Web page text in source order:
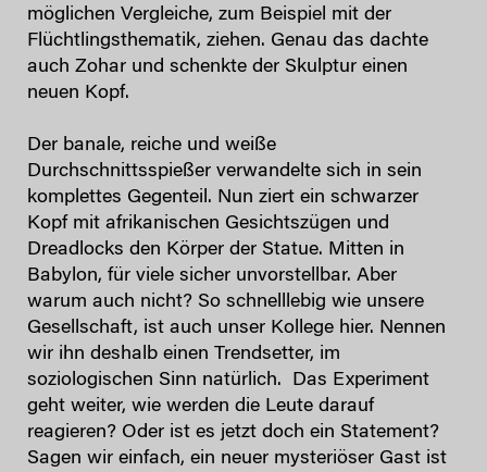
möglichen Vergleiche, zum Beispiel mit der
Flüchtlingsthematik, ziehen. Genau das dachte
auch Zohar und schenkte der Skulptur einen
neuen Kopf.
Der banale, reiche und weiße
Durchschnittsspießer verwandelte sich in sein
komplettes Gegenteil. Nun ziert ein schwarzer
Kopf mit afrikanischen Gesichtszügen und
Dreadlocks den Körper der Statue. Mitten in
Babylon, für viele sicher unvorstellbar. Aber
warum auch nicht? So schnelllebig wie unsere
Gesellschaft, ist auch unser Kollege hier. Nennen
wir ihn deshalb einen Trendsetter, im
soziologischen Sinn natürlich. Das Experiment
geht weiter, wie werden die Leute darauf
reagieren? Oder ist es jetzt doch ein Statement?
Sagen wir einfach, ein neuer mysteriöser Gast ist